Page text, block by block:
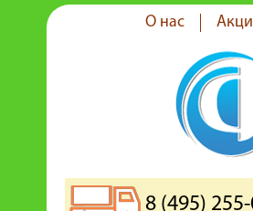
О нас
8 (495)